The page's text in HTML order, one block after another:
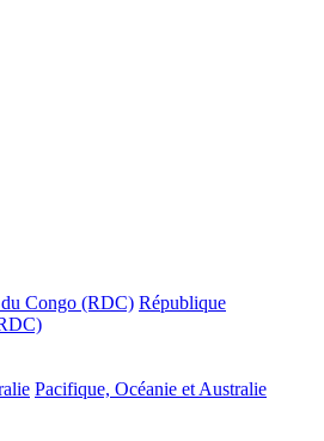
Congo (RDC) République
Pacifique, Océanie et Australie